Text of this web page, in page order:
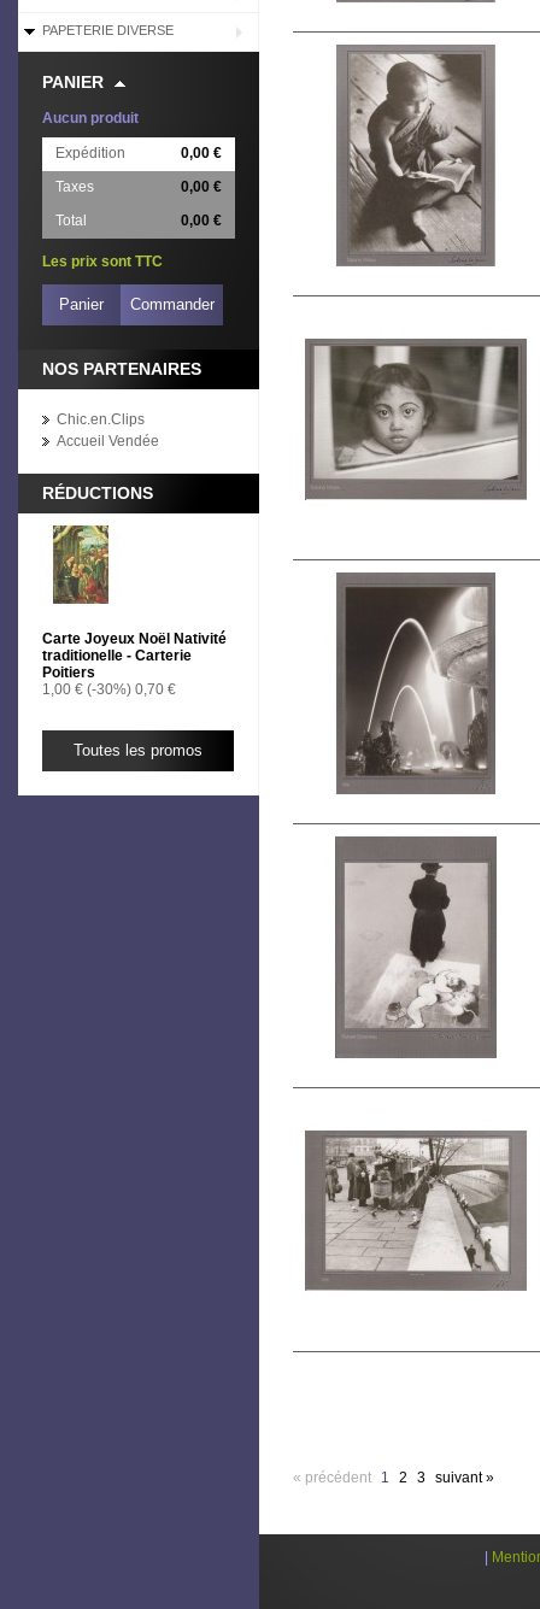
PAPETERIE DIVERSE
PANIER
Aucun produit
Expédition
0,00 €
Taxes
0,00 €
Total
0,00 €
Les prix sont TTC
Panier Commander
NOS PARTENAIRES
Chic.en.Clips
Accueil Vendée
RÉDUCTIONS
Carte Joyeux Noël Nativité
traditionelle - Carterie
Poitiers
1,00 € (-30%) 0,70 €
Toutes les promos
« précédent 1 2 3 suivant »